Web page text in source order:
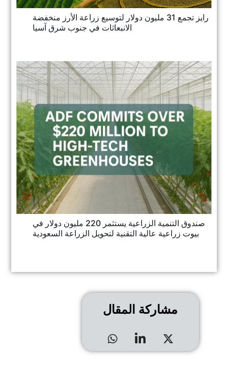
رايز تجمع 31 مليون دولار لتوسيع زراعة الأرز منخفضة
الانبعاثات في جنوب شرق آسيا
صندوق التنمية الزراعية يستثمر 220 مليون دولار في
بيوت زراعية عالية التقنية لتحويل الزراعة السعودية
مشاركة المقال